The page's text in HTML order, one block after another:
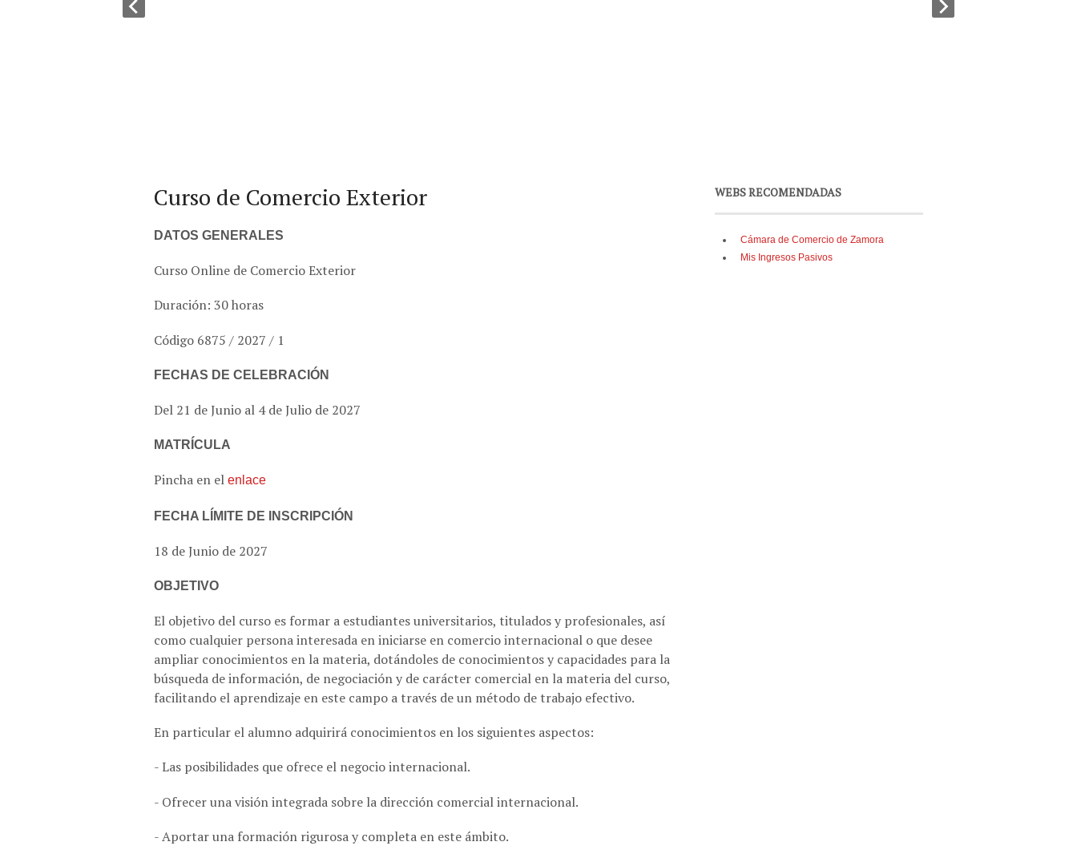
Curso de Comercio Exterior
DATOS GENERALES
Curso Online de Comercio Exterior
Duración: 30 horas
Código 6875 / 2027 / 1
FECHAS DE CELEBRACIÓN
Del 21 de Junio al 4 de Julio de 2027
MATRÍCULA
Pincha en el enlace
FECHA LÍMITE DE INSCRIPCIÓN
18 de Junio de 2027
OBJETIVO
El objetivo del curso es formar a estudiantes universitarios, titulados y profesionales, así
como cualquier persona interesada en iniciarse en comercio internacional o que desee
ampliar conocimientos en la materia, dotándoles de conocimientos y capacidades para la
búsqueda de información, de negociación y de carácter comercial en la materia del curso,
facilitando el aprendizaje en este campo a través de un método de trabajo efectivo.
En particular el alumno adquirirá conocimientos en los siguientes aspectos:
- Las posibilidades que ofrece el negocio internacional.
- Ofrecer una visión integrada sobre la dirección comercial internacional.
- Aportar una formación rigurosa y completa en este ámbito.
WEBS RECOMENDADAS
Cámara de Comercio de Zamora
Mis Ingresos Pasivos